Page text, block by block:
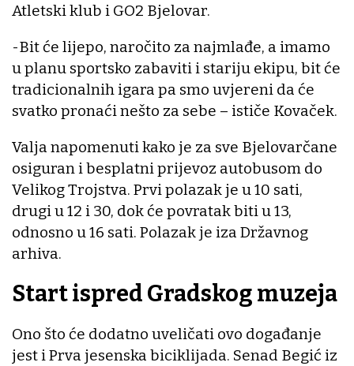
Atletski klub i GO2 Bjelovar.
-Bit će lijepo, naročito za najmlađe, a imamo
u planu sportsko zabaviti i stariju ekipu, bit će
tradicionalnih igara pa smo uvjereni da će
svatko pronaći nešto za sebe – ističe Kovaček.
Valja napomenuti kako je za sve Bjelovarčane
osiguran i besplatni prijevoz autobusom do
Velikog Trojstva. Prvi polazak je u 10 sati,
drugi u 12 i 30, dok će povratak biti u 13,
odnosno u 16 sati. Polazak je iza Državnog
arhiva.
Start ispred Gradskog muzeja
Ono što će dodatno uveličati ovo događanje
jest i Prva jesenska biciklijada. Senad Begić iz